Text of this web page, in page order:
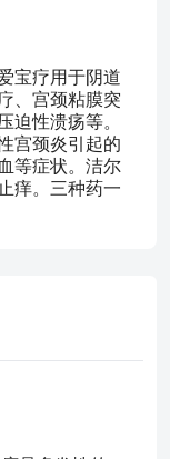
宝疗用于阴道
、宫颈粘膜突
迫性溃疡等。
宫颈炎引起的
等症状。洁尔
痒。三种药一